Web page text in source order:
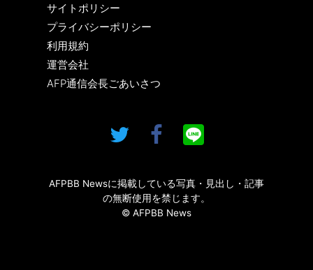
サイトポリシー
プライバシーポリシー
利用規約
運営会社
AFP通信会長ごあいさつ
AFPBB Newsに掲載している写真・見出し・記事
の無断使用を禁じます。
© AFPBB News